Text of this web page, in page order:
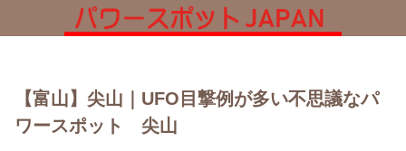
【富山】尖山｜UFO目撃例が多い不思議なパ
ワースポット 尖山